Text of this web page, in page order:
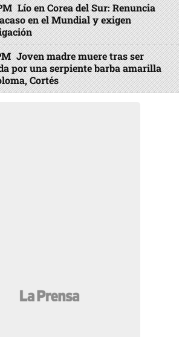
Lío en Corea del Sur: Renuncia
en el Mundial y exigen
Joven madre muere tras ser
por una serpiente barba amarilla
Cortés